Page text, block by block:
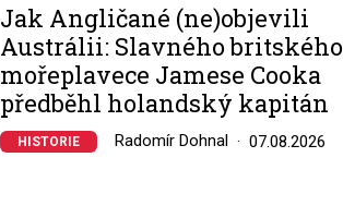
Jak Angličané (ne)objevili
Austrálii: Slavného britského
mořeplavece Jamese Cooka
předběhl holandský kapitán
HISTORIE Radomír Dohnal 07.08.2026